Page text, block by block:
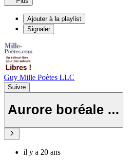
Ajouter à la playlist
Signaler
Guy Mille Poètes LLC
Suivre
Aurore boréale ...
il y a 20 ans